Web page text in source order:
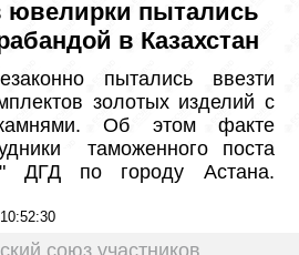
ювелирки пытались
в Казахстан
золотых изделий с
Об этом факте
таможенного поста